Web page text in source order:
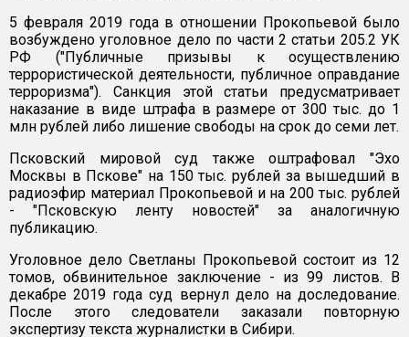
5 февраля 2019 года в отношении Прокопьевой было
возбуждено уголовное дело по части 2 статьи 205.2 УК
РФ ("Публичные призывы к осуществлению
террористической деятельности, публичное оправдание
терроризма"). Санкция этой статьи предусматривает
наказание в виде штрафа в размере от 300 тыс. до 1
млн рублей либо лишение свободы на срок до семи лет.
Псковский мировой суд также оштрафовал "Эхо
Москвы в Пскове" на 150 тыс. рублей за вышедший в
радиоэфир материал Прокопьевой и на 200 тыс. рублей
- "Псковскую ленту новостей" за аналогичную
публикацию.
Уголовное дело Светланы Прокопьевой состоит из 12
томов, обвинительное заключение - из 99 листов. В
декабре 2019 года суд вернул дело на доследование.
После этого следователи заказали повторную
экспертизу текста журналистки в Сибири.